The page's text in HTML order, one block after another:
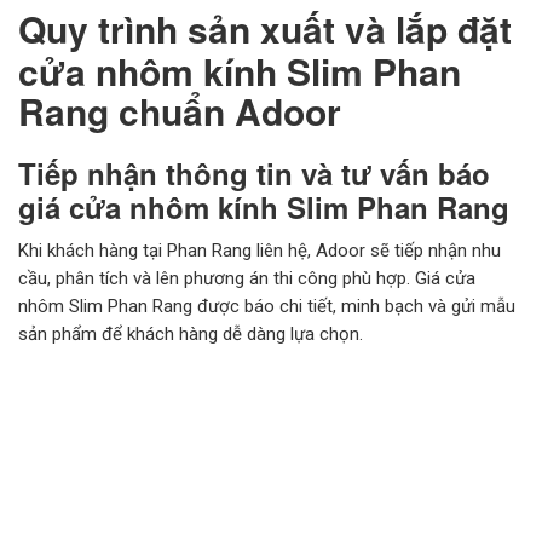
Quy trình sản xuất và lắp đặt
cửa nhôm kính Slim Phan
Rang chuẩn Adoor
Tiếp nhận thông tin và tư vấn báo
giá cửa nhôm kính Slim Phan Rang
Khi khách hàng tại Phan Rang liên hệ, Adoor sẽ tiếp nhận nhu
cầu, phân tích và lên phương án thi công phù hợp. Giá cửa
nhôm Slim Phan Rang được báo chi tiết, minh bạch và gửi mẫu
sản phẩm để khách hàng dễ dàng lựa chọn.